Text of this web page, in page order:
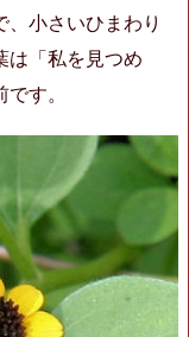
小さいひまわり
は「私を見つめ
す。